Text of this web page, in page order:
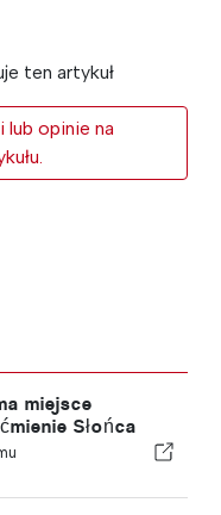
ten artykuł
lub opinie na
miejsce
Słońca